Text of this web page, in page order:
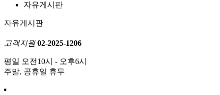
자유게시판
자유게시판
고객지원 02-2025-1206
평일 오전10시 - 오후6시
주말, 공휴일 휴무